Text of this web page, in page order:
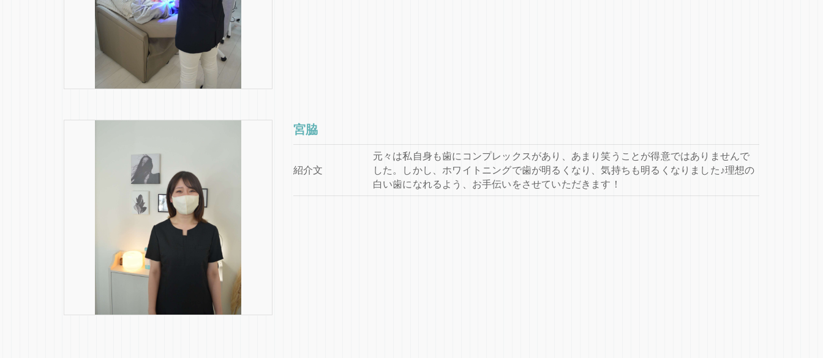
宮脇
紹介文
元々は私自身も歯にコンプレックスがあり、あまり笑うことが得意ではありませんで
した。しかし、ホワイトニングで歯が明るくなり、気持ちも明るくなりました♪理想の
白い歯になれるよう、お手伝いをさせていただきます！